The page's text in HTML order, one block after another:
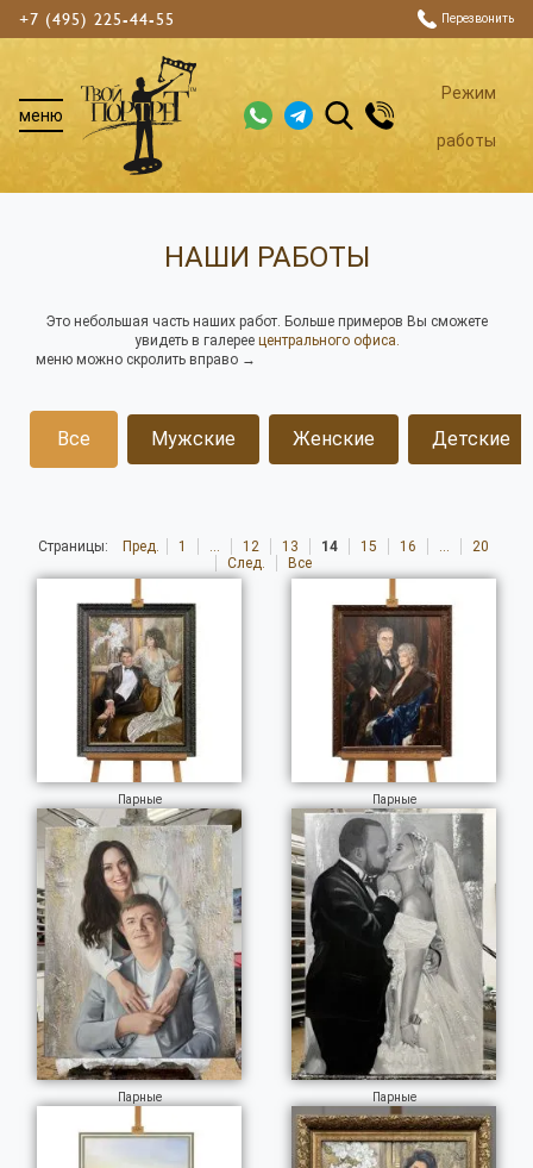
+7 (495) 225-44-55 Перезвонить
меню
Режим
работы
НАШИ РАБОТЫ
Это небольшая часть наших работ. Больше примеров Вы сможете
увидеть в галерее центрального офиса.
меню можно скролить вправо →
Все Мужские Женские Детские
Страницы: Пред. 1 ... 12 13 14 15 16 ...
20
След.
Все
Парные Парные
Парные Парные